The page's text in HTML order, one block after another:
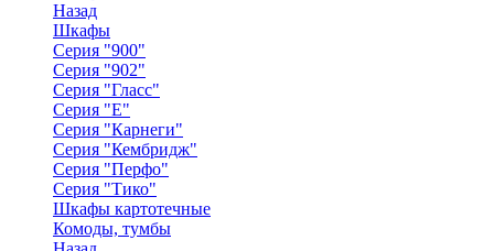
Назад
Шкафы
Серия "900"
Серия "902"
Серия "Гласс"
Серия "Е"
Серия "Карнеги"
Серия "Кембридж"
Серия "Перфо"
Серия "Тико"
Шкафы картотечные
Комоды, тумбы